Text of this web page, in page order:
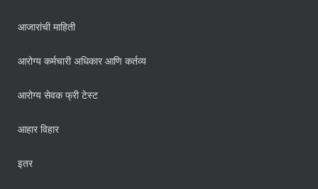
आजारांची माहिती
आरोग्य कर्मचारी अधिकार आणि कर्तव्य
आरोग्य सेवक फ्री टेस्ट
आहार विहार
इतर